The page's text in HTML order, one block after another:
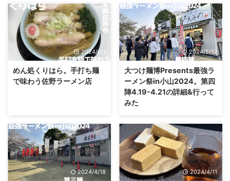
2024/6/1
めん処くりはら。手打ち麺
で味わう佐野ラーメン店
2024/5/12
大つけ麺博Presents最強ラ
ーメン祭in小山2024。第四
陣4.19-4.21の詳細&行って
みた
2024/4/18 2024/4/11